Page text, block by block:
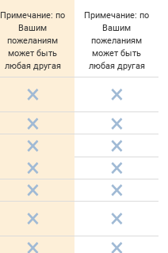
Примечание: по
Вашим
пожеланиям
может быть
любая другая
Примечание: по
Вашим
пожеланиям
может быть
любая другая